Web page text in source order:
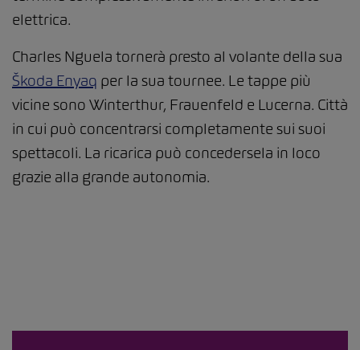
elettrica.
Charles Nguela tornerà presto al volante della sua
Škoda Enyaq per la sua tournee. Le tappe più
vicine sono Winterthur, Frauenfeld e Lucerna. Città
in cui può concentrarsi completamente sui suoi
spettacoli. La ricarica può concedersela in loco
grazie alla grande autonomia.